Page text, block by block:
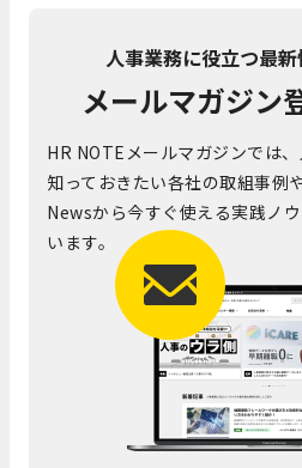
人事業務に役立つ最新
メールマガジン
HR NOTEメールマガジンでは
知っておきたい各社の取組事例
Newsから今すぐ使える実践ノ
います。